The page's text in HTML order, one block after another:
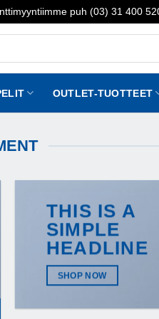
puh (03) 31 400
OUTLET-TUOTTEET
THIS IS A
SIMPLE
HEADLINE
SHOP NOW